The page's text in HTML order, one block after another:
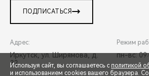
ПОДПИСАТЬСЯ
Адрес:
Иркутск, ул. Ширямова, д.
32
Режим
пн-вс:
Используя сайт, вы соглашаетесь с политикой
и использованием cookies вашего браузера.